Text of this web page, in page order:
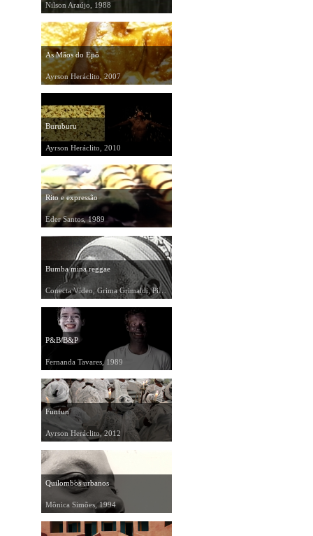
Nilson Araújo, 1988
As Mãos do Epô
Ayrson Heráclito, 2007
Buruburu
Ayrson Heráclito, 2010
Rito e expressão
Eder Santos, 1989
Bumba mina reggae
Conecta Vídeo, Grima Grimaldi, Pichi Martirani, 1991
P&B/B&P
Fernanda Tavares, 1989
Funfun
Ayrson Heráclito, 2012
Quilombos urbanos
Mônica Simões, 1994